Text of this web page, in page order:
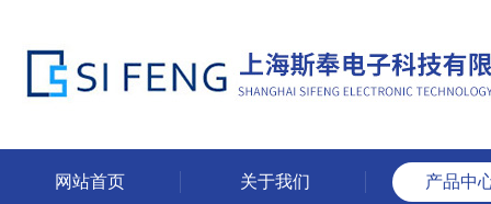
网站首页 关于我们 产品中